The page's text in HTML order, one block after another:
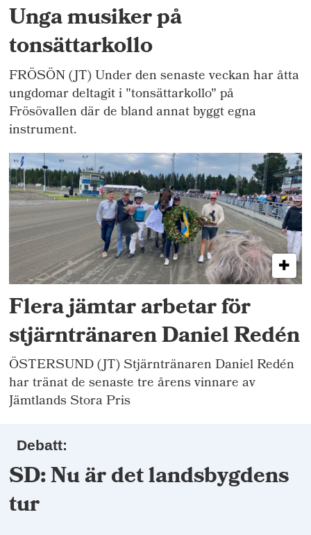
Unga musiker på
tonsättarkollo
FRÖSÖN (JT) Under den senaste veckan har åtta
ungdomar deltagit i "tonsättarkollo" på
Frösövallen där de bland annat byggt egna
instrument.
Flera jämtar arbetar för
stjärntränaren Daniel Redén
ÖSTERSUND (JT) Stjärntränaren Daniel Redén
har tränat de senaste tre årens vinnare av
Jämtlands Stora Pris
Debatt:
SD: Nu är det landsbygdens
tur